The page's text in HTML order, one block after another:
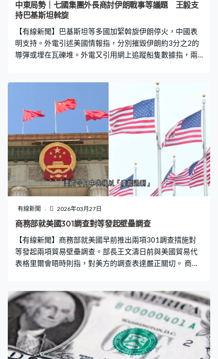
中東局勢｜七國集團外長商討伊朗戰事等議題 王毅支
持巴基斯坦斡旋
【有線新聞】巴基斯坦等多國加緊斡旋伊朗停火，中國表
明支持。外電引述美國情報指，分別摧毀伊朗約3分之2的
導彈或埋在瓦礫堆。外電又引用網上追蹤船隻數據指，兩
開會，會後聲明促請即時停止攻擊平民及民用設施，並恢
復霍爾木茲海峽通航開放。 七國集團外長會議周五分別磋
商伊朗戰事、烏克蘭局勢及和平安全整體情況。英國外相
顧綺慧則透露，七國集團等合共30多個國家正一同磋商，
如何確保霍爾木茲海峽開放並保障國際航運，又指七國對
俄羅斯、伊朗之間的軍事等連繫深感憂慮，並探討在俄、
伊等國把經濟武器化下如何保障全球經濟。 外長王毅應約
與巴基斯坦副總理兼外長達爾通電話，達爾感謝中方支持
巴方斡旋努力，又指停火止戰、恢復和平是各方共同願
望，當前是重啟和談的關鍵時刻，國際應當鼓勵美國和伊
朗回到談判桌，找出實現和平的有效途徑。巴中目標一
致、立場相同，期待同中方一道為勸和止戰發揮積極作
用。 王毅重申中巴對這場戰事都秉持客觀公正立場，總體
看法一致，讚賞巴方為推動局勢降溫不懈奔走，支持巴方
繼續發揮斡旋者作用。又指啟動和談並非易事，但只
有線新聞 2026年03月27日
商務部就美國301調查對等發起壁壘調查
【有線新聞】商務部就美國早前推出兩項301調查措施對
等發起兩項貿易壁壘調查。部長王文濤日前與美國貿易代
表格里爾會晤時則指，對美方的調查表達嚴正關切。 商務
措施，涉及限制或禁止中國產品進入美國市場，限制或禁
止高新技術產品對華出口，以及限制或禁止關鍵領域雙向
投資等。另外又限制綠色產品對美出口，減緩新能源項目
部署，限制綠色產品相關技術合作等可能嚴重損害中國企
業的貿易利益，部分措施亦涉嫌違反世貿組織規則等中美
兩國共同締結或參加的經貿條約或協定。 中方發言人重